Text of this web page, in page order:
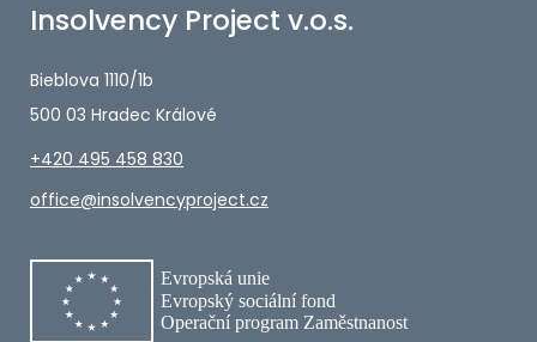
Insolvency Project v.o.s.
Bieblova 1110/1b
500 03 Hradec Králové
+420 495 458 830
office@insolvencyproject.cz